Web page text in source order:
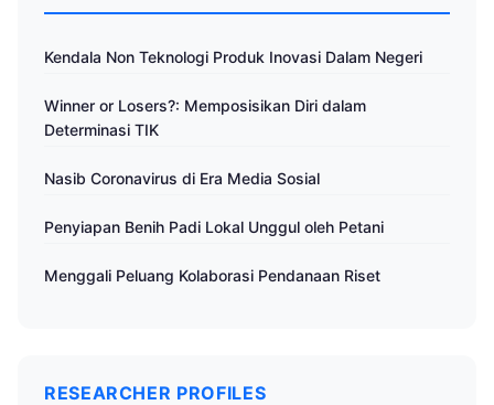
Kendala Non Teknologi Produk Inovasi Dalam Negeri
Winner or Losers?: Memposisikan Diri dalam
Determinasi TIK
Nasib Coronavirus di Era Media Sosial
Penyiapan Benih Padi Lokal Unggul oleh Petani
Menggali Peluang Kolaborasi Pendanaan Riset
RESEARCHER PROFILES